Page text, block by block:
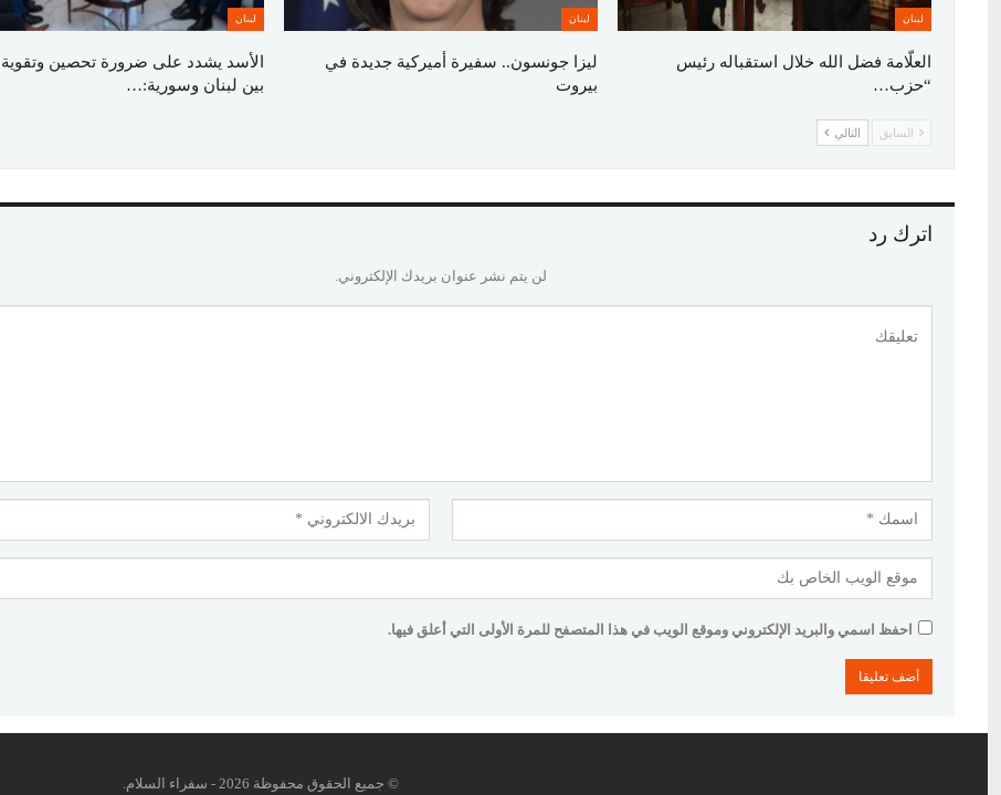
لبنان
العلّامة فضل الله خلال استقباله رئيس
“حزب…
لبنان
ليزا جونسون.. سفيرة أميركية جديدة في
بيروت
لبنان
الأسد يشدد على ضرورة تحصين وتقوية
بين لبنان وسورية:…
السابق التالي
اترك رد
لن يتم نشر عنوان بريدك الإلكتروني.
احفظ اسمي والبريد الإلكتروني وموقع الويب في هذا المتصفح للمرة الأولى التي أعلق فيها.
© جميع الحقوق محفوظة 2026 - سفراء السلام.